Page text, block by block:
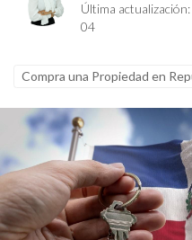
Última
04
Compra una Propiedad en